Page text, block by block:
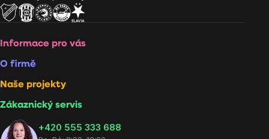
Informace pro vás
O firmě
Naše projekty
Zákaznický servis
‭+420 555 333 688